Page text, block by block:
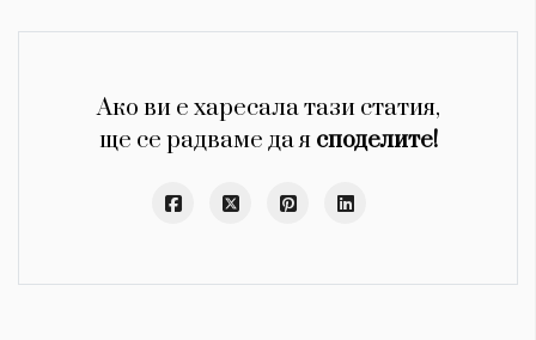
Ако ви е харесала тази статия,
ще се радваме да я споделите!